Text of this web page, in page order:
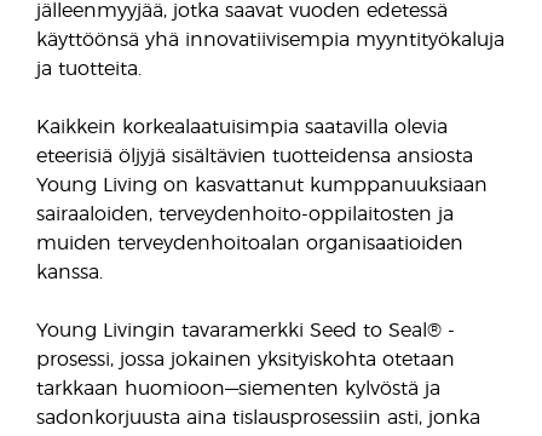
jälleenmyyjää, jotka saavat vuoden edetessä
käyttöönsä yhä innovatiivisempia myyntityökaluja
ja tuotteita.
Kaikkein korkealaatuisimpia saatavilla olevia
eteerisiä öljyjä sisältävien tuotteidensa ansiosta
Young Living on kasvattanut kumppanuuksiaan
sairaaloiden, terveydenhoito-oppilaitosten ja
muiden terveydenhoitoalan organisaatioiden
kanssa.
Young Livingin tavaramerkki Seed to Seal® -
prosessi, jossa jokainen yksityiskohta otetaan
tarkkaan huomioon—siementen kylvöstä ja
sadonkorjuusta aina tislausprosessiin asti, jonka